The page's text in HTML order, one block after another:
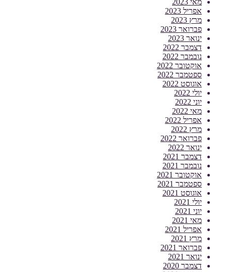
אפריל 2023
מרץ 2023
פברואר 2023
ינואר 2023
דצמבר 2022
נובמבר 2022
אוקטובר 2022
ספטמבר 2022
אוגוסט 2022
יולי 2022
יוני 2022
מאי 2022
אפריל 2022
מרץ 2022
פברואר 2022
ינואר 2022
דצמבר 2021
נובמבר 2021
אוקטובר 2021
ספטמבר 2021
אוגוסט 2021
יולי 2021
יוני 2021
מאי 2021
אפריל 2021
מרץ 2021
פברואר 2021
ינואר 2021
דצמבר 2020